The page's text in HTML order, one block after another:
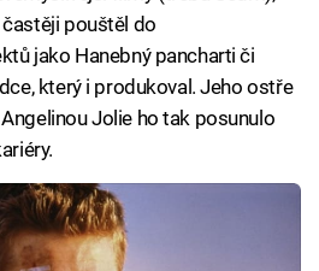
pouštěl do
jako Hanebný pancharti či
který i produkoval. Jeho ostře
Jolie ho tak posunulo